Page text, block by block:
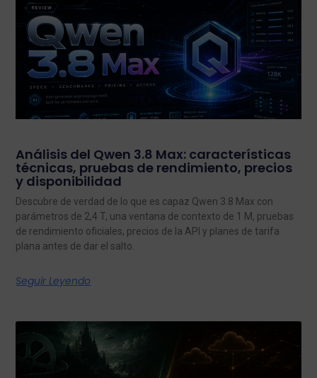
Análisis del Qwen 3.8 Max: características
técnicas, pruebas de rendimiento, precios
y disponibilidad
Descubre de verdad de lo que es capaz Qwen 3.8 Max con
parámetros de 2,4 T, una ventana de contexto de 1 M, pruebas
de rendimiento oficiales, precios de la API y planes de tarifa
plana antes de dar el salto.
Seguir Leyendo